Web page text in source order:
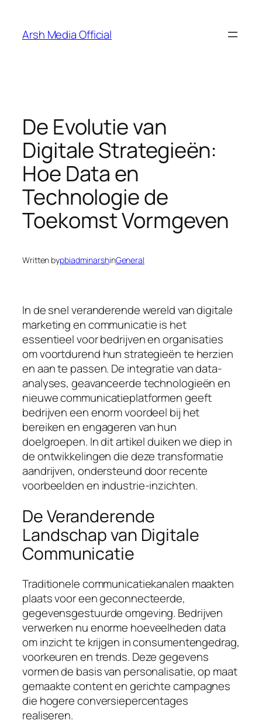
content
Arsh Media Official
De Evolutie van
Digitale Strategieën:
Hoe Data en
Technologie de
Toekomst Vormgeven
Written bypbiadminarshinGeneral
In de snel veranderende wereld van digitale
marketing en communicatie is het
essentieel voor bedrijven en organisaties
om voortdurend hun strategieën te herzien
en aan te passen. De integratie van data-
analyses, geavanceerde technologieën en
nieuwe communicatieplatformen geeft
bedrijven een enorm voordeel bij het
bereiken en engageren van hun
doelgroepen. In dit artikel duiken we diep in
de ontwikkelingen die deze transformatie
aandrijven, ondersteund door recente
voorbeelden en industrie-inzichten.
De Veranderende
Landschap van Digitale
Communicatie
Traditionele communicatiekanalen maakten
plaats voor een geconnecteerde,
gegevensgestuurde omgeving. Bedrijven
verwerken nu enorme hoeveelheden data
om inzicht te krijgen in consumentengedrag,
voorkeuren en trends. Deze gegevens
vormen de basis van personalisatie, op maat
gemaakte content en gerichte campagnes
die hogere conversiepercentages
realiseren.